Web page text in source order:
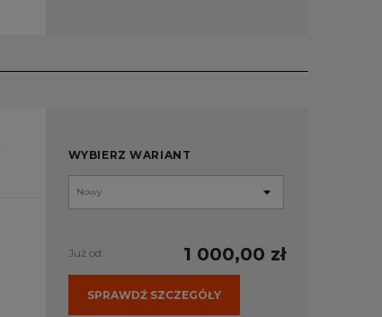
WYBIERZ WARIANT
Już od: 1 000,00 zł
SPRAWDŹ SZCZEGÓŁY